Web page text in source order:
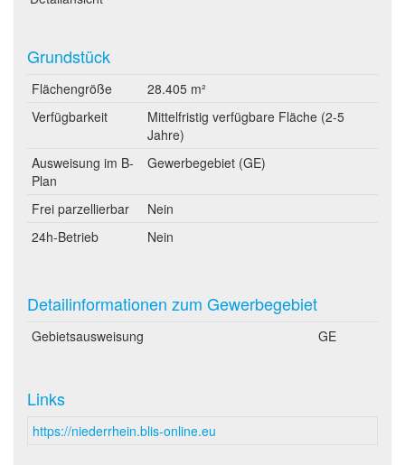
Grundstück
Flächengröße
28.405 m²
Verfügbarkeit
Mittelfristig verfügbare Fläche (2-5
Jahre)
Ausweisung im B-
Plan
Gewerbegebiet (GE)
Frei parzellierbar
Nein
24h-Betrieb
Nein
Detailinformationen zum Gewerbegebiet
Gebietsausweisung GE
Links
https://niederrhein.blis-online.eu